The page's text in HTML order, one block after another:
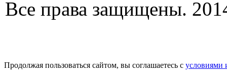
Все права защищены.
Продолжая пользоваться сайтом, вы соглашаетесь с условиями